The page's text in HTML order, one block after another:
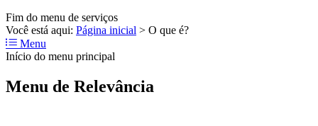
Fim do menu de serviços
Você está aqui: Página inicial > O que é?
Menu
Início do menu principal
Menu de Relevância